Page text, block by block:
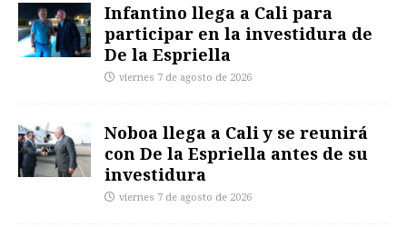
Infantino llega a Cali para
participar en la investidura de
De la Espriella
viernes 7 de agosto de 2026
Noboa llega a Cali y se reunirá
con De la Espriella antes de su
investidura
viernes 7 de agosto de 2026